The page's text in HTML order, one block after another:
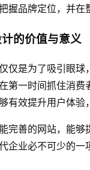
握品牌定位，并在
的价值与意义
仅是为了吸引眼
第一时间抓住消
有效提升用户体验
完善的网站，能
企业必不可少的